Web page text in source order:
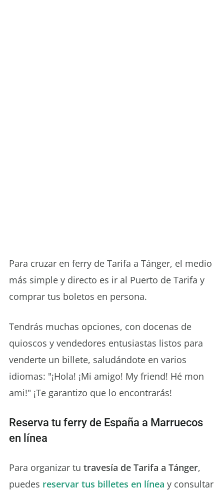
Para cruzar en ferry de Tarifa a Tánger, el medio
más simple y directo es ir al Puerto de Tarifa y
comprar tus boletos en persona.
Tendrás muchas opciones, con docenas de
quioscos y vendedores entusiastas listos para
venderte un billete, saludándote en varios
idiomas: "¡Hola! ¡Mi amigo! My friend! Hé mon
ami!" ¡Te garantizo que lo encontrarás!
Reserva tu ferry de España a Marruecos
en línea
Para organizar tu travesía de Tarifa a Tánger,
puedes reservar tus billetes en línea y consultar